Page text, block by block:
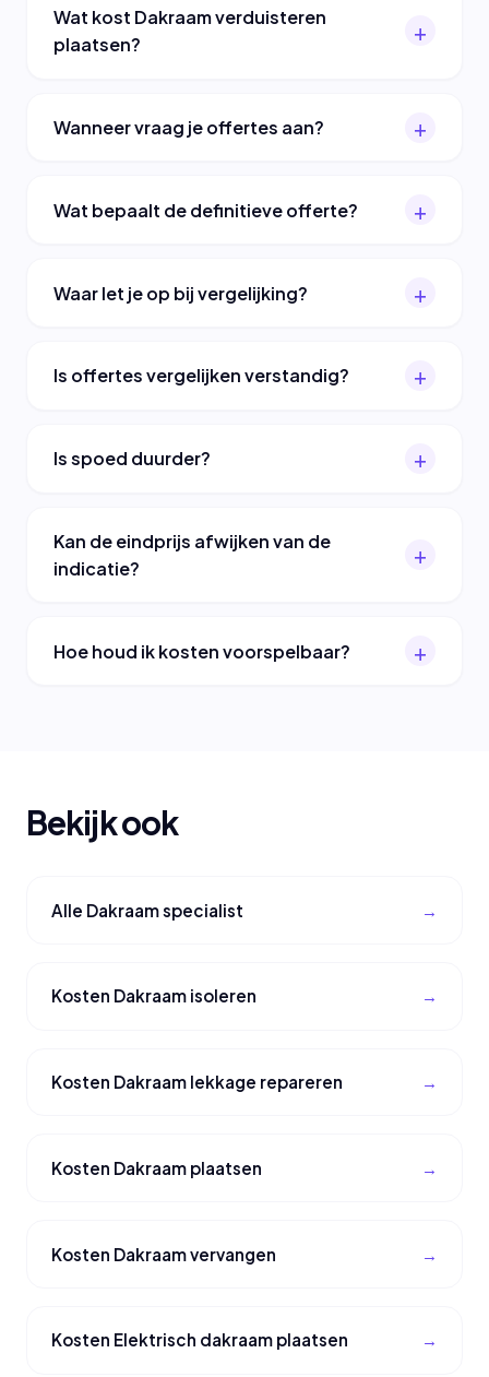
Wat kost Dakraam verduisteren
plaatsen?
Wanneer vraag je offertes aan?
Wat bepaalt de definitieve offerte?
Waar let je op bij vergelijking?
Is offertes vergelijken verstandig?
Is spoed duurder?
Kan de eindprijs afwijken van de
indicatie?
Hoe houd ik kosten voorspelbaar?
Bekijk ook
Alle Dakraam specialist
Kosten Dakraam isoleren
Kosten Dakraam lekkage repareren
Kosten Dakraam plaatsen
Kosten Dakraam vervangen
Kosten Elektrisch dakraam plaatsen